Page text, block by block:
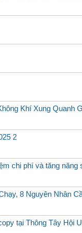
Khí Xung Quanh
2
chi phí và tăng năng
8 Nguyên Nhân
tại Thông Tây Hội